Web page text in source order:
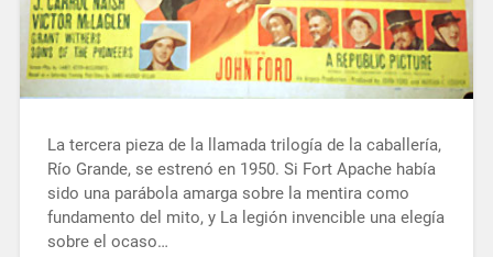
La tercera pieza de la llamada trilogía de la caballería,
Río Grande, se estrenó en 1950. Si Fort Apache había
sido una parábola amarga sobre la mentira como
fundamento del mito, y La legión invencible una elegía
sobre el ocaso…